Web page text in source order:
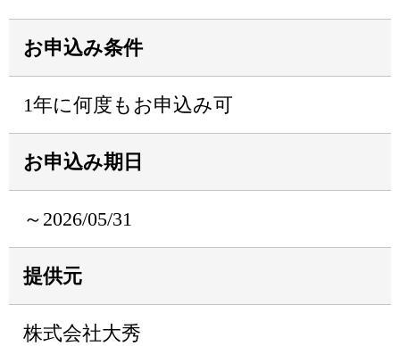
お申込み条件
1年に何度もお申込み可
お申込み期日
～2026/05/31
提供元
株式会社大秀